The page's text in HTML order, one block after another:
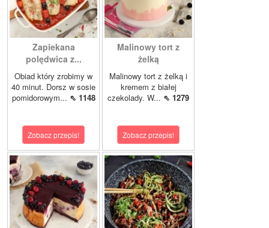
Zapiekana
polędwica z...
Obiad który zrobimy w
40 minut. Dorsz w sosie
pomidorowym... ⇖ 1148
Zobacz przepis!
Malinowy tort z
żelką
Malinowy tort z żelką i
kremem z białej
czekolady. W... ⇖ 1279
Zobacz przepis!